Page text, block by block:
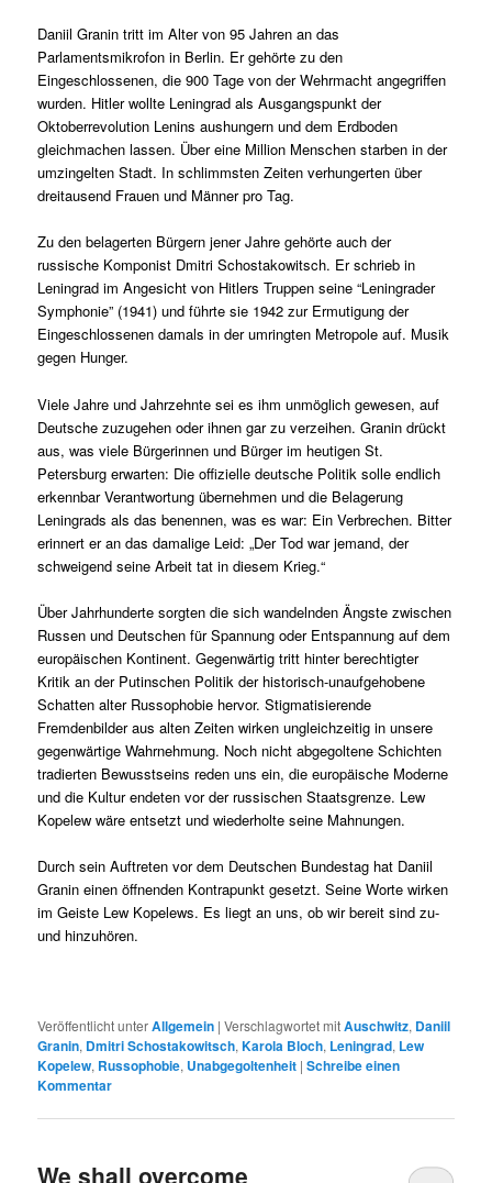
Daniil Granin tritt im Alter von 95 Jahren an das
Parlamentsmikrofon in Berlin. Er gehörte zu den
Eingeschlossenen, die 900 Tage von der Wehrmacht angegriffen
wurden. Hitler wollte Leningrad als Ausgangspunkt der
Oktoberrevolution Lenins aushungern und dem Erdboden
gleichmachen lassen. Über eine Million Menschen starben in der
umzingelten Stadt. In schlimmsten Zeiten verhungerten über
dreitausend Frauen und Männer pro Tag.
Zu den belagerten Bürgern jener Jahre gehörte auch der
russische Komponist Dmitri Schostakowitsch. Er schrieb in
Leningrad im Angesicht von Hitlers Truppen seine “Leningrader
Symphonie” (1941) und führte sie 1942 zur Ermutigung der
Eingeschlossenen damals in der umringten Metropole auf. Musik
gegen Hunger.
Viele Jahre und Jahrzehnte sei es ihm unmöglich gewesen, auf
Deutsche zuzugehen oder ihnen gar zu verzeihen. Granin drückt
aus, was viele Bürgerinnen und Bürger im heutigen St.
Petersburg erwarten: Die offizielle deutsche Politik solle endlich
erkennbar Verantwortung übernehmen und die Belagerung
Leningrads als das benennen, was es war: Ein Verbrechen. Bitter
erinnert er an das damalige Leid: „Der Tod war jemand, der
schweigend seine Arbeit tat in diesem Krieg.“
Über Jahrhunderte sorgten die sich wandelnden Ängste zwischen
Russen und Deutschen für Spannung oder Entspannung auf dem
europäischen Kontinent. Gegenwärtig tritt hinter berechtigter
Kritik an der Putinschen Politik der historisch-unaufgehobene
Schatten alter Russophobie hervor. Stigmatisierende
Fremdenbilder aus alten Zeiten wirken ungleichzeitig in unsere
gegenwärtige Wahrnehmung. Noch nicht abgegoltene Schichten
tradierten Bewusstseins reden uns ein, die europäische Moderne
und die Kultur endeten vor der russischen Staatsgrenze. Lew
Kopelew wäre entsetzt und wiederholte seine Mahnungen.
Durch sein Auftreten vor dem Deutschen Bundestag hat Daniil
Granin einen öffnenden Kontrapunkt gesetzt. Seine Worte wirken
im Geiste Lew Kopelews. Es liegt an uns, ob wir bereit sind zu-
und hinzuhören.
Veröffentlicht unterAllgemein |Verschlagwortet mitAuschwitz, Daniil
Granin, Dmitri Schostakowitsch,Karola Bloch, Leningrad, Lew
Kopelew, Russophobie, Unabgegoltenheit |Schreibe einen
Kommentar
We shall overcome